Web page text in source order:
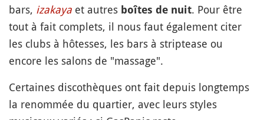
bars, izakaya et autres boîtes de nuit. Pour être
tout à fait complets, il nous faut également citer
les clubs à hôtesses, les bars à striptease ou
encore les salons de "massage".
Certaines discothèques ont fait depuis longtemps
la renommée du quartier, avec leurs styles